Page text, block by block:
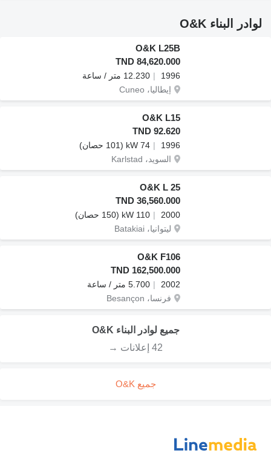
لوادر البناء O&K
O&K L25B
TND 84,620.000
1996
12.230 متر / ساعة
إيطاليا، Cuneo
O&K L15
TND 92.620
1996
74 kW (101 حصان)
السويد، Karlstad
O&K L 25
TND 36,560.000
2000
110 kW (150 حصان)
ليتوانيا، Batakiai
O&K F106
TND 162,500.000
2002
5.700 متر / ساعة
فرنسا، Besançon
جميع لوادر البناء O&K
42 إعلانات →
جميع O&K